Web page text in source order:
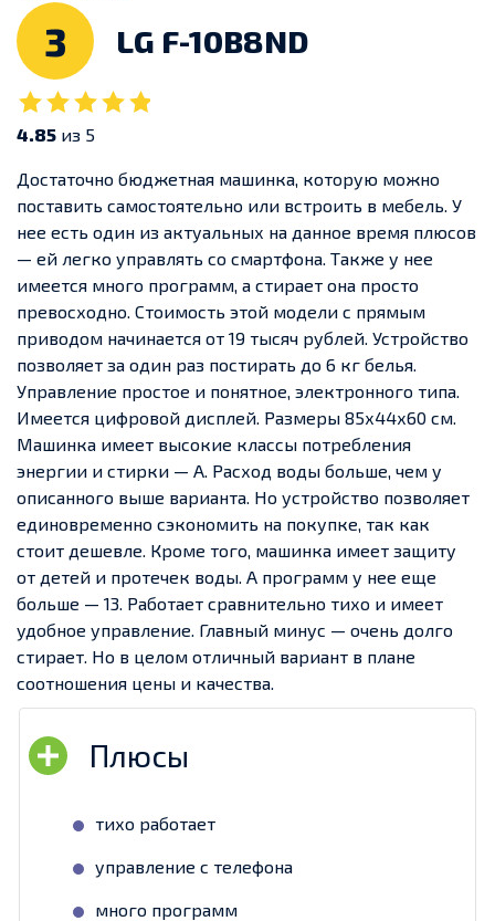
3 LG F-10B8ND
4.85 из 5
Достаточно бюджетная машинка, которую можно
поставить самостоятельно или встроить в мебель. У
нее есть один из актуальных на данное время плюсов
— ей легко управлять со смартфона. Также у нее
имеется много программ, а стирает она просто
превосходно. Стоимость этой модели с прямым
приводом начинается от 19 тысяч рублей. Устройство
позволяет за один раз постирать до 6 кг белья.
Управление простое и понятное, электронного типа.
Имеется цифровой дисплей. Размеры 85х44х60 см.
Машинка имеет высокие классы потребления
энергии и стирки — А. Расход воды больше, чем у
описанного выше варианта. Но устройство позволяет
единовременно сэкономить на покупке, так как
стоит дешевле. Кроме того, машинка имеет защиту
от детей и протечек воды. А программ у нее еще
больше — 13. Работает сравнительно тихо и имеет
удобное управление. Главный минус — очень долго
стирает. Но в целом отличный вариант в плане
соотношения цены и качества.
тихо работает
управление с телефона
много программ